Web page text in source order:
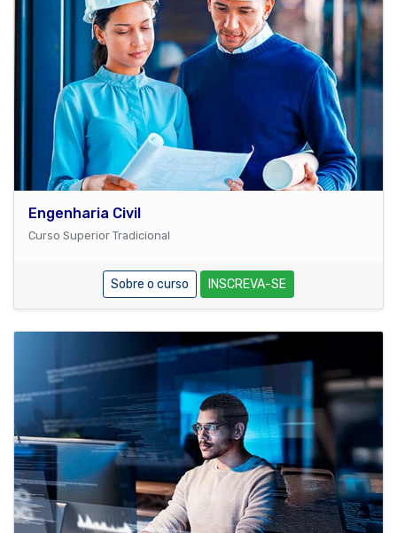
Engenharia Civil
Curso Superior Tradicional
Sobre o curso INSCREVA-SE